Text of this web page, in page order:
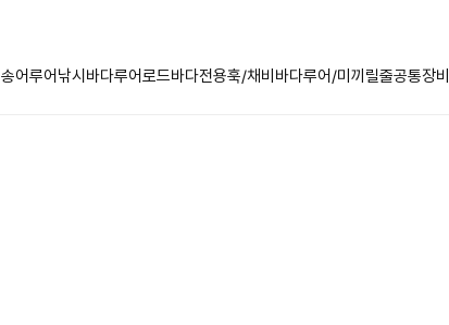
송어루어낚시 바다루어로드바다전용훅/채비 바다루어/미끼 릴줄공통장비